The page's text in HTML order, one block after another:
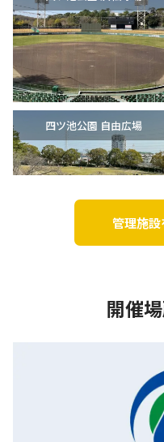
四ツ池公園 自由広場
明神池運動公園（庭球場）
管理施設
開催